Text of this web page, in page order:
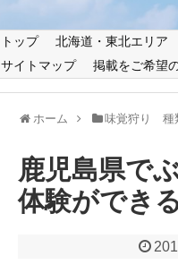
トップ 北海道・東北エリア
サイトマップ
掲載をご希望
ホーム 味覚狩り 種
鹿児島県で
体験ができ